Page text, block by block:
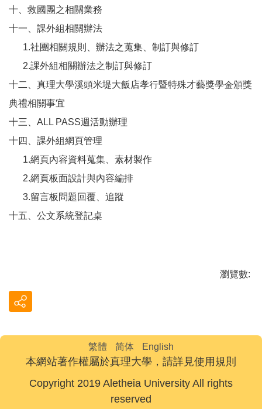
十、救國團之相關業務
十一、課外組相關辦法
1.社團相關規則、辦法之蒐集、制訂與修訂
2.課外組相關辦法之制訂與修訂
十二、真理大學溪頭米堤大飯店孝行暨特殊才藝獎學金頒獎
典禮相關事宜
十三、ALL PASS週活動辦理
十四、課外組網頁管理
1.網頁內容資料蒐集、素材製作
2.網頁板面設計與內容編排
3.留言板問題回覆、追蹤
十五、公文系統登記桌
瀏覽數:
繁體 简体 English
本網站著作權屬於真理大學，請詳見使用規則
Copyright 2019 Aletheia University All rights
reserved